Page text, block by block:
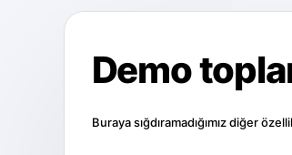
Demo
Buraya sığdıramadığımız diğer